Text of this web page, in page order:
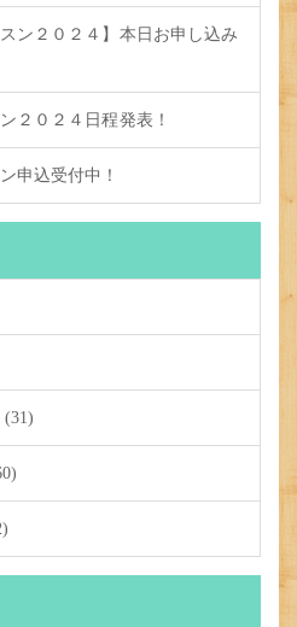
ン２０２４】本日お申し込み
２０２４日程発表！
申込受付中！